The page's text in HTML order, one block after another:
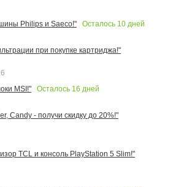
Philips и Saeco!"
Осталось 10 дней
при покупке картриджа!"
MSI!"
Осталось 16 дней
Candy - получи скидку до 20%!"
TCL и консоль PlayStation 5 Slim!"